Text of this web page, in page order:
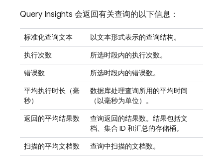
Query Insights 会返回有关查询的以下信息：
标准化查询文本
以文本形式表示的查询结构。
执行次数
所选时段内的执行次数。
错误数
所选时段内的错误数。
平均执行时长（毫
秒）
数据库处理查询所用的平均时间
（以毫秒为单位）。
返回的平均结果数
查询返回的结果数。结果包括文
档、集合 ID 和汇总的存储桶。
扫描的平均文档数
查询中扫描的文档数。